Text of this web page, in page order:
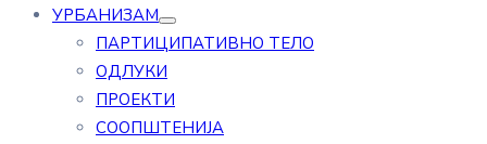
УРБАНИЗАМ
ПАРТИЦИПАТИВНО ТЕЛО
ОДЛУКИ
ПРОЕКТИ
СООПШТЕНИЈА